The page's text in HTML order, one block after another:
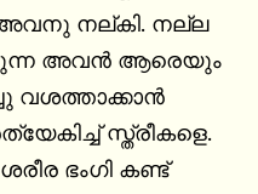
നല്കി. നല്ല
അവൻ ആരെയും
വശത്താക്കാൻ
സ്ത്രീകളെ.
ഭംഗി കണ്ട്